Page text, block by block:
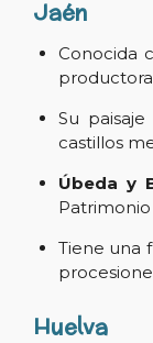
Jaén
Conocida
Su
castillos
Úbeda y
Tiene una
Huelva